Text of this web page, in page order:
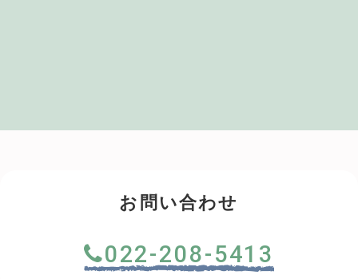
お問い合わせ
022-208-5413